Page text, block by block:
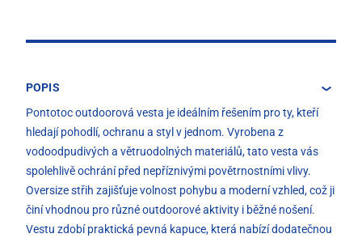
POPIS
Pontotoc outdoorová vesta je ideálním řešením pro ty, kteří
hledají pohodlí, ochranu a styl v jednom. Vyrobena z
vodoodpudivých a větruodolných materiálů, tato vesta vás
spolehlivě ochrání před nepříznivými povětrnostními vlivy.
Oversize střih zajišťuje volnost pohybu a moderní vzhled, což ji
činí vhodnou pro různé outdoorové aktivity i běžné nošení.
Vestu zdobí praktická pevná kapuce, která nabízí dodatečnou